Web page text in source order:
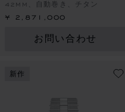
42MM、自動巻き、チタン
¥ 2,871,000
お問い合わせ
新作